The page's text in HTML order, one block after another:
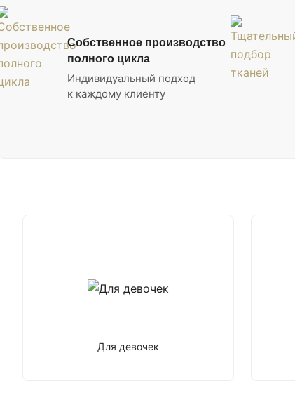
Собственное производство
полного цикла
Индивидуальный подход
к каждому клиенту
Для девочек